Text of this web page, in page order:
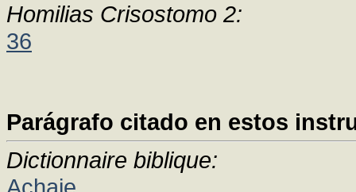
Homilias Crisostomo 2:
36
Parágrafo citado en estos
Dictionnaire biblique: